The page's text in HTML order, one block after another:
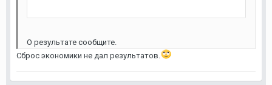
О результате сообщите.
Сброс экономики не дал результатов.